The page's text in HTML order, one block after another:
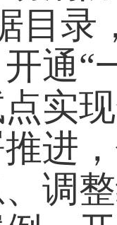
目录
通“
实
进
调